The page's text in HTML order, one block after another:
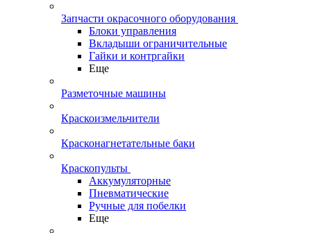
Запчасти окрасочного оборудования
Блоки управления
Вкладыши ограничительные
Гайки и контргайки
Еще
Разметочные машины
Краскоизмельчители
Красконагнетательные баки
Краскопульты
Аккумуляторные
Пневматические
Ручные для побелки
Еще